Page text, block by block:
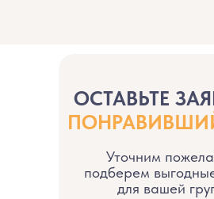
ОСТАВЬТЕ
Уточним
подберем
для вашей